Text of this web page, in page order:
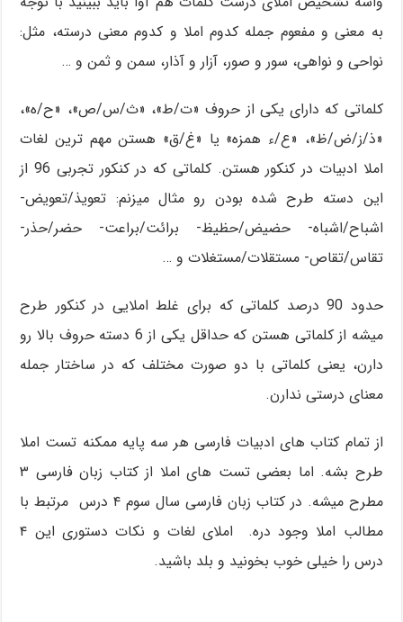
به معنی و مفعوم جمله کدوم املا و کدوم معنی درسته، مثل:
نواحی و نواهی، سور و صور، آزار و آذار، سمن و ثمن و …
کلماتی که دارای یکی از حروف «ت/ط»، «ث/س/ص»، «ح/ه»،
«ذ/ز/ض/ظ»، «ع/ء همزه» یا «غ/ق» هستن مهم ترین لغات
املا ادبیات در کنکور هستن. کلماتی که در کنکور تجربی 96 از
این دسته طرح شده بودن رو مثال میزنم: تعویذ/تعویض-
اشباح/اشباه- حضیض/حظیظ- برائت/براعت- حضر/حذر-
تقاس/تقاص- مستقلات/مستغلات و …
حدود 90 درصد کلماتی که براى غلط املایى در کنکور طرح
میشه از کلماتی هستن که حداقل یکی از 6 دسته حروف بالا رو
دارن، یعنی کلماتی با دو صورت مختلف که در ساختار جمله
معناى درستی ندارن.
از تمام کتاب های ادبیات فارسی هر سه پایه ممکنه تست املا
طرح بشه. اما بعضی تست های املا از کتاب زبان فارسی ۳
مطرح میشه. در کتاب زبان فارسی سال سوم ۴ درس مرتبط با
مطالب املا وجود دره. املای لغات و نکات دستورى این ۴
درس را خیلی خوب بخونید و بلد باشید.